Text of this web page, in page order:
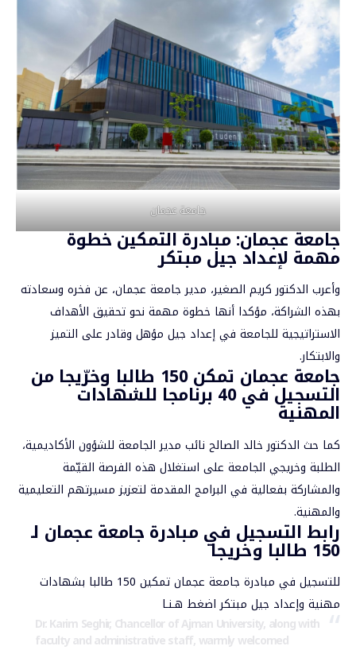
جامعة عجمان
جامعة عجمان: مبادرة التمكين خطوة
مهمة لإعداد جيل مبتكر
وأعرب الدكتور كريم الصغير، مدير جامعة عجمان، عن فخره وسعادته
بهذه الشراكة، مؤكدا أنها خطوة مهمة نحو تحقيق الأهداف
الاستراتيجية للجامعة في إعداد جيل مؤهل وقادر على التميز
والابتكار.
جامعة عجمان تمكن 150 طالبا وخرّيجا من
التسجيل في 40 برنامجا للشهادات
المهنية
كما حث الدكتور خالد الصالح نائب مدير الجامعة للشؤون الأكاديمية،
الطلبة وخريجي الجامعة على استغلال هذه الفرصة القيّمة
والمشاركة بفعالية في البرامج المقدمة لتعزيز مسيرتهم التعليمية
والمهنية.
رابط التسجيل في مبادرة جامعة عجمان لـ
150 طالبا وخريجا
للتسجيل في مبادرة جامعة عجمان تمكين 150 طالبا بشهادات
مهنية وإعداد جيل مبتكر اضغط هـنـا
Dr. Karim Seghir, Chancellor of Ajman University, along with
faculty and administrative staff, warmly welcomed